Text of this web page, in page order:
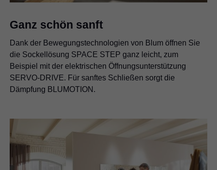
Ganz schön sanft
Dank der Bewegungstechnologien von Blum öffnen Sie
die Sockellösung SPACE STEP ganz leicht, zum
Beispiel mit der elektrischen Öffnungsunterstützung
SERVO-DRIVE. Für sanftes Schließen sorgt die
Dämpfung BLUMOTION.